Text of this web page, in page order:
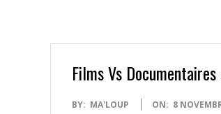
Films Vs
2014-
BY: MA'LOUP ON: 8